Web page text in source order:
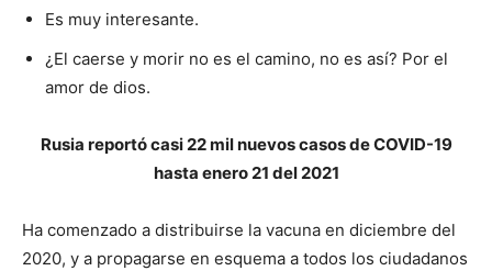
Es muy interesante.
¿El caerse y morir no es el camino, no es así? Por el
amor de dios.
Rusia reportó casi 22 mil nuevos casos de COVID-19
hasta enero 21 del 2021
Ha comenzado a distribuirse la vacuna en diciembre del
2020, y a propagarse en esquema a todos los ciudadanos